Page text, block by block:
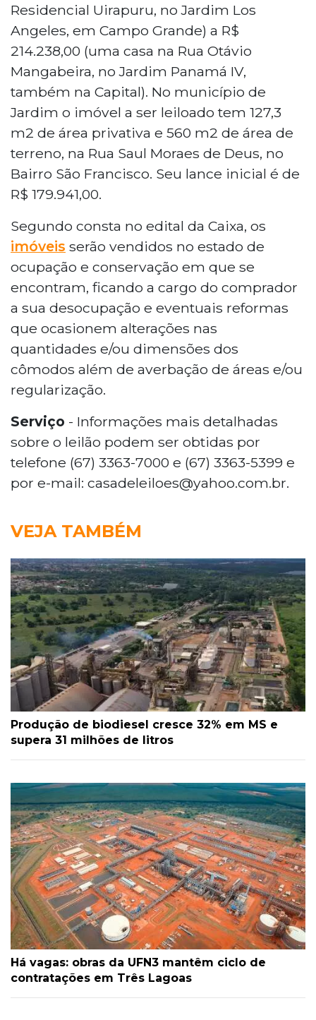
Residencial Uirapuru, no Jardim Los
Angeles, em Campo Grande) a R$
214.238,00 (uma casa na Rua Otávio
Mangabeira, no Jardim Panamá IV,
também na Capital). No município de
Jardim o imóvel a ser leiloado tem 127,3
m2 de área privativa e 560 m2 de área de
terreno, na Rua Saul Moraes de Deus, no
Bairro São Francisco. Seu lance inicial é de
R$ 179.941,00.
Segundo consta no edital da Caixa, os
imóveis serão vendidos no estado de
ocupação e conservação em que se
encontram, ficando a cargo do comprador
a sua desocupação e eventuais reformas
que ocasionem alterações nas
quantidades e/ou dimensões dos
cômodos além de averbação de áreas e/ou
regularização.
Serviço - Informações mais detalhadas
sobre o leilão podem ser obtidas por
telefone (67) 3363-7000 e (67) 3363-5399 e
por e-mail: casadeleiloes@yahoo.com.br.
VEJA TAMBÉM
Produção de biodiesel cresce 32% em MS e
supera 31 milhões de litros
Há vagas: obras da UFN3 mantêm ciclo de
contratações em Três Lagoas